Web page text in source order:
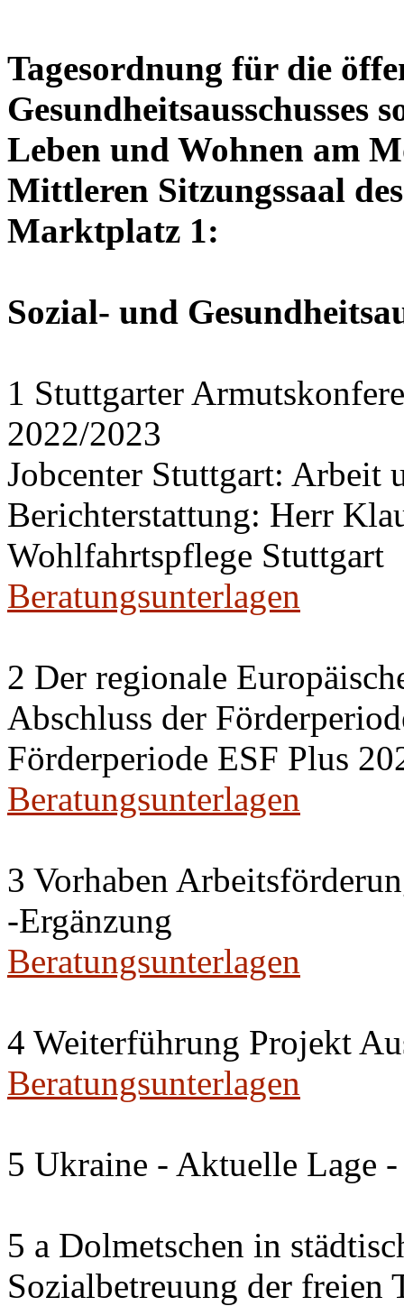
Tagesordnung für die
Gesundheitsausschusses
Leben und Wohnen am
Mittleren Sitzungssaal
Marktplatz 1:
Sozial- und
1 Stuttgarter
2022/2023
Jobcenter Stuttgart: Arbeit
Berichterstattung: Herr
Wohlfahrtspflege Stuttgart
Beratungsunterlagen
2 Der regionale
Abschluss der
Förderperiode ESF Plus
Beratungsunterlagen
3 Vorhaben
-Ergänzung
Beratungsunterlagen
4 Weiterführung Projekt
Beratungsunterlagen
5 Ukraine - Aktuelle Lage
5 a Dolmetschen in
Sozialbetreuung der freien